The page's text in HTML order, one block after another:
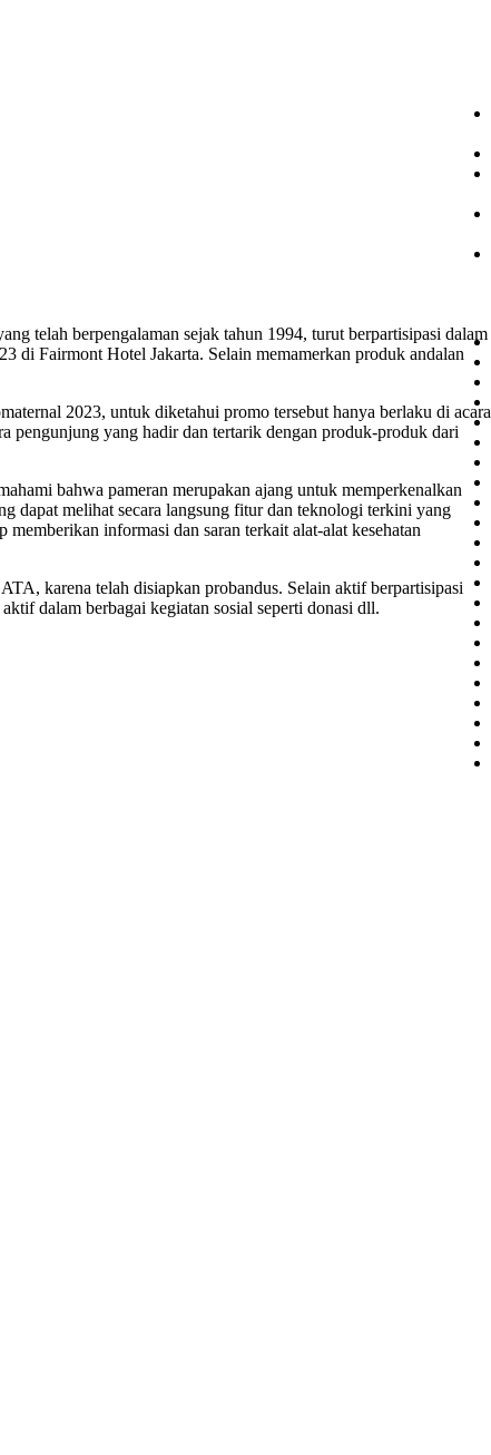
telah berpengalaman sejak tahun 1994, turut berpartisipasi dalam
di Fairmont Hotel Jakarta. Selain memamerkan produk andalan
2023, untuk diketahui promo tersebut hanya berlaku di acara
pengunjung yang hadir dan tertarik dengan produk-produk dari
bahwa pameran merupakan ajang untuk memperkenalkan
dapat melihat secara langsung fitur dan teknologi terkini yang
informasi dan saran terkait alat-alat kesehatan
karena telah disiapkan probandus. Selain aktif berpartisipasi
dalam berbagai kegiatan sosial seperti donasi dll.